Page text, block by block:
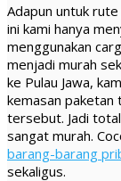
Adapun untuk
ini kami hanya
menggunakan
menjadi murah
ke Pulau Jawa,
kemasan paketan
tersebut. Jadi
sangat murah.
barang-barang
sekaligus.